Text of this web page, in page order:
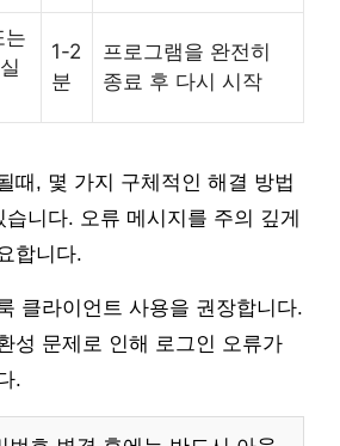
는
1-2
분
프로그램을 완전히
종료 후 다시 시작
때, 몇 가지 구체적인 해결 방법
니다. 오류 메시지를 주의 깊게
합니다.
클라이언트 사용을 권장합니다.
성 문제로 인해 로그인 오류가
.